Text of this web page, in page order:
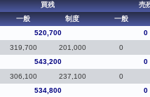
買残 売
一般
制度 一般
520,700 0
319,700
201,000 0
543,200 0
306,100
237,100 0
534,800 0